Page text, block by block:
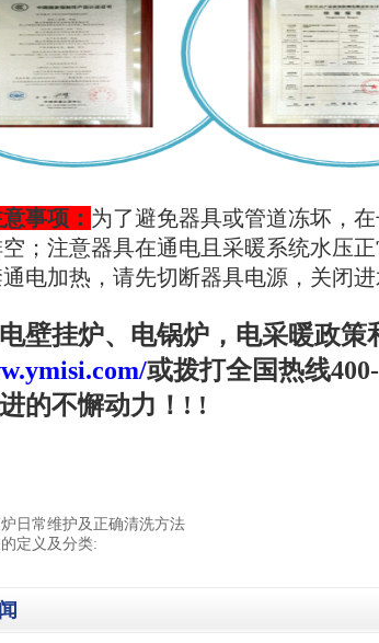
事项 ： 为了避免器具或管道冻坏，
；注意器具在通电且采暖系统水压
电加热，请先切断器具电源，关闭
壁挂炉、电锅炉，电采暖政
或拨打全国热线
的不懈动力！! !
日常维护及正确清洗方法
定义及分类: